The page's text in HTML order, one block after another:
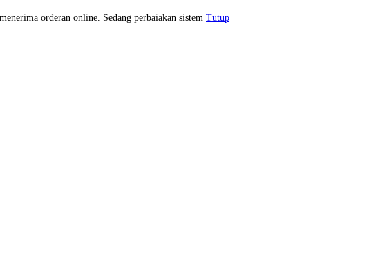
orderan online. Sedang perbaiakan sistem Tutup